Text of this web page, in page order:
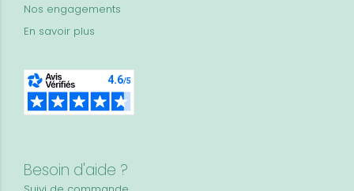
Nos engagements
En savoir plus
Besoin d'aide ?